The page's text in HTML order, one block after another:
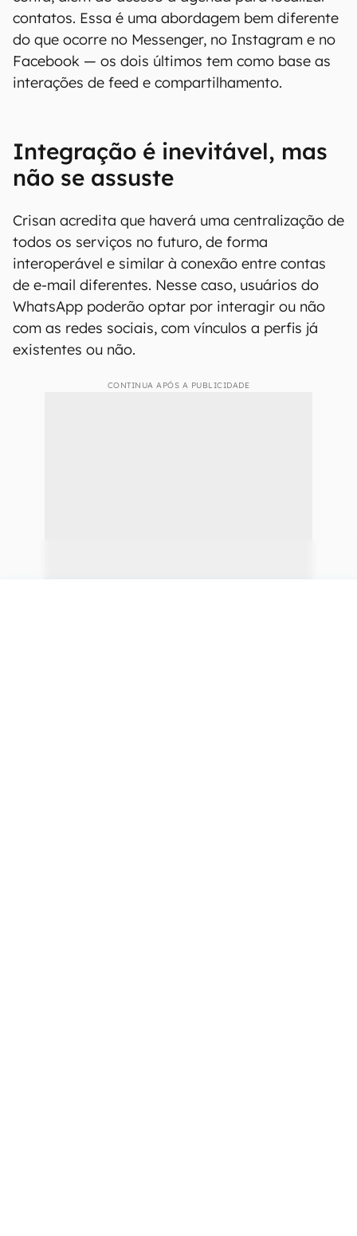
contatos. Essa é uma abordagem bem diferente
do que ocorre no Messenger, no Instagram e no
Facebook — os dois últimos tem como base as
interações de feed e compartilhamento.
Integração é inevitável, mas
não se assuste
Crisan acredita que haverá uma centralização de
todos os serviços no futuro, de forma
interoperável e similar à conexão entre contas
de e-mail diferentes. Nesse caso, usuários do
WhatsApp poderão optar por interagir ou não
com as redes sociais, com vínculos a perfis já
existentes ou não.
CONTINUA APÓS A PUBLICIDADE